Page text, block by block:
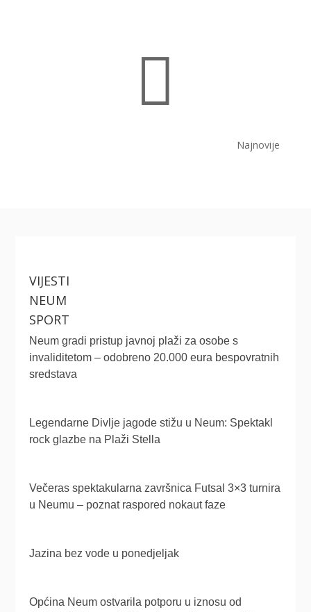

Najnovije
VIJESTI
NEUM
SPORT
Neum gradi pristup javnoj plaži za osobe s
invaliditetom – odobreno 20.000 eura bespovratnih
sredstava
Legendarne Divlje jagode stižu u Neum: Spektakl
rock glazbe na Plaži Stella
Večeras spektakularna završnica Futsal 3×3 turnira
u Neumu – poznat raspored nokaut faze
Jazina bez vode u ponedjeljak
Općina Neum ostvarila potporu u iznosu od